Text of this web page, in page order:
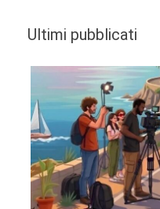
Ultimi pubblicati